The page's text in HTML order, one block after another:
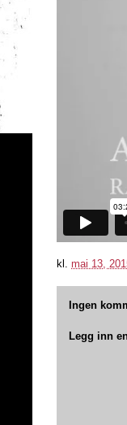
kl. mai 13,
Ingen
Legg inn